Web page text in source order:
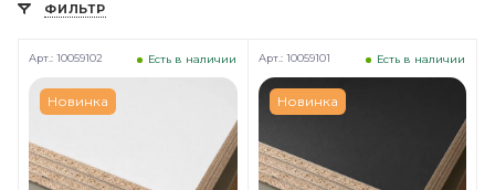
ФИЛЬТР
Новинка
Есть в наличии
Арт.: 10059102
Новинка
Есть в наличии
Арт.: 10059101